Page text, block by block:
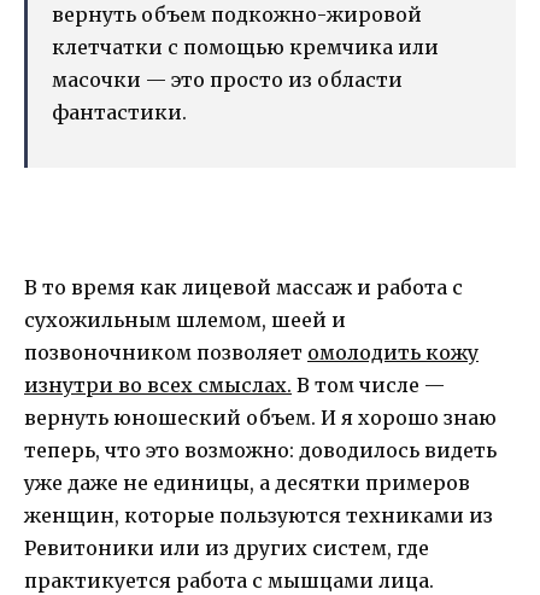
вернуть объем подкожно-жировой
клетчатки с помощью кремчика или
масочки — это просто из области
фантастики.
В то время как лицевой массаж и работа с
сухожильным шлемом, шеей и
позвоночником позволяет омолодить кожу
изнутри во всех смыслах. В том числе —
вернуть юношеский объем. И я хорошо знаю
теперь, что это возможно: доводилось видеть
уже даже не единицы, а десятки примеров
женщин, которые пользуются техниками из
Ревитоники или из других систем, где
практикуется работа с мышцами лица.